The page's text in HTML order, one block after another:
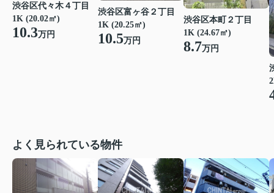
渋谷区代々木４丁目
1K (20.02㎡)
10.3万円
渋谷区富ヶ谷２丁目
1K (20.25㎡)
10.5万円
渋谷区本町２丁目
1K (24.67㎡)
8.7万円
よく見られている物件